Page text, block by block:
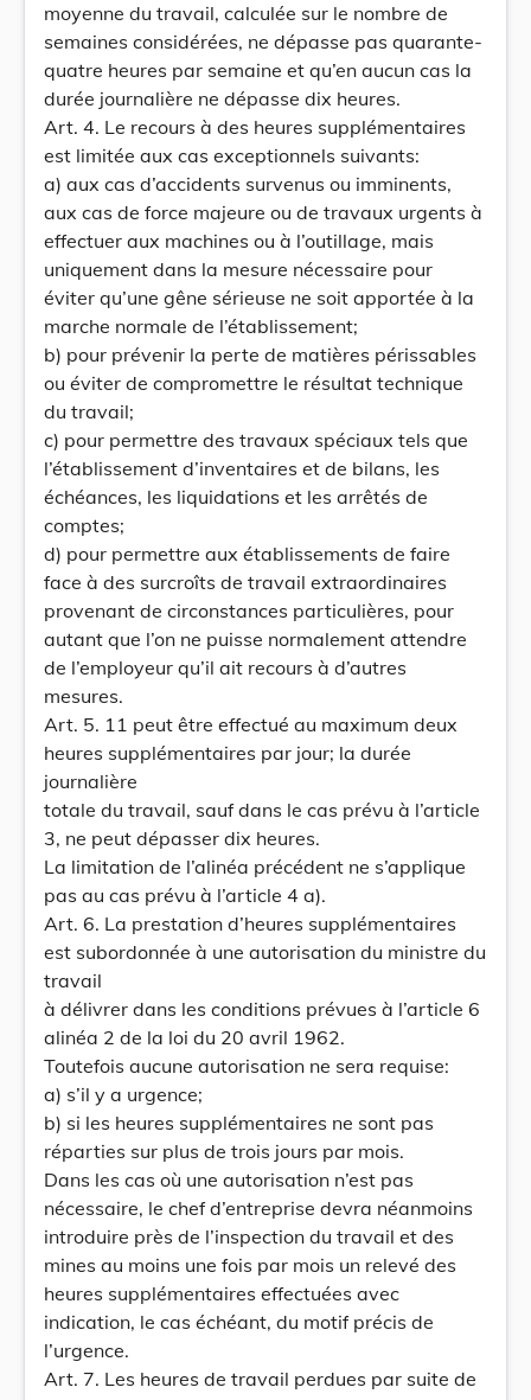
moyenne du travail, calculée sur le nombre de
semaines considérées, ne dépasse pas quarante-
quatre heures par semaine et qu’en aucun cas la
durée journalière ne dépasse dix heures.
Art. 4. Le recours à des heures supplémentaires
est limitée aux cas exceptionnels suivants:
a) aux cas d’accidents survenus ou imminents,
aux cas de force majeure ou de travaux urgents à
effectuer aux machines ou à l’outillage, mais
uniquement dans la mesure nécessaire pour
éviter qu’une gêne sérieuse ne soit apportée à la
marche normale de l’établissement;
b) pour prévenir la perte de matières périssables
ou éviter de compromettre le résultat technique
du travail;
c) pour permettre des travaux spéciaux tels que
l’établissement d’inventaires et de bilans, les
échéances, les liquidations et les arrêtés de
comptes;
d) pour permettre aux établissements de faire
face à des surcroîts de travail extraordinaires
provenant de circonstances particulières, pour
autant que l’on ne puisse normalement attendre
de l’employeur qu’il ait recours à d’autres
mesures.
Art. 5. 11 peut être effectué au maximum deux
heures supplémentaires par jour; la durée
journalière
totale du travail, sauf dans le cas prévu à l’article
3, ne peut dépasser dix heures.
La limitation de l’alinéa précédent ne s’applique
pas au cas prévu à l’article 4 a).
Art. 6. La prestation d’heures supplémentaires
est subordonnée à une autorisation du ministre du
travail
à délivrer dans les conditions prévues à l’article 6
alinéa 2 de la loi du 20 avril 1962.
Toutefois aucune autorisation ne sera requise:
a) s’il y a urgence;
b) si les heures supplémentaires ne sont pas
réparties sur plus de trois jours par mois.
Dans les cas où une autorisation n’est pas
nécessaire, le chef d’entreprise devra néanmoins
introduire près de l’inspection du travail et des
mines au moins une fois par mois un relevé des
heures supplémentaires effectuées avec
indication, le cas échéant, du motif précis de
l’urgence.
Art. 7. Les heures de travail perdues par suite de